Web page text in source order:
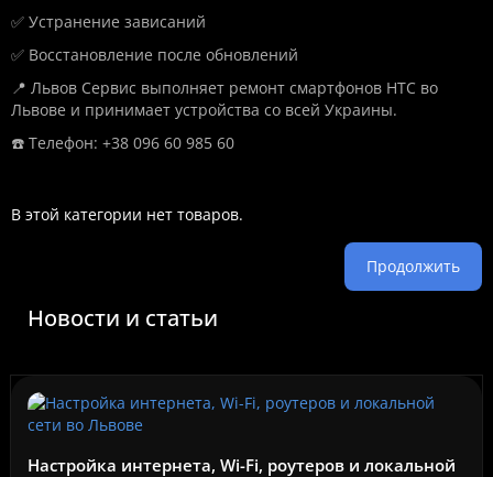
✅ Устранение зависаний
✅ Восстановление после обновлений
📍 Львов Сервис выполняет ремонт смартфонов HTC во
Львове и принимает устройства со всей Украины.
☎️ Телефон: +38 096 60 985 60
В этой категории нет товаров.
Продолжить
Новости и статьи
Настройка интернета, Wi-Fi, роутеров и локальной